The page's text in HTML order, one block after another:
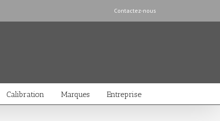
Contactez-nous
Calibration Marques Entreprise